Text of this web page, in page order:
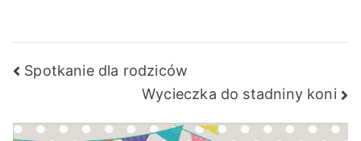
Nawigacja
Spotkanie dla rodziców
Wycieczka do stadniny koni